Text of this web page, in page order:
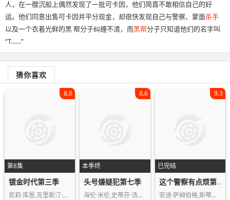
人，在一艘沉船上偶然发现了一批可卡因，他们简直不敢相信自己的好
运。他们同意出售可卡因并平分现金，却很快发现自己与警察、蒙面杀手
以及一个衣着光鲜的黑 帮分子纠缠不清，而黑帮分子只知道他们的名字叫
“T……”
猜你喜欢
第8集
8.8
镀金时代第三季
凯莉·库恩,克里斯汀·芭伦斯基,辛西娅…
本季终
8.6
头号嫌疑犯第七季
海伦·米伦,史蒂芬·汤普金森,劳拉·格…
已完结
9.3
这个警察有点烦第三季
安迪·萨姆伯格,斯蒂芬妮·比翠丝,泰瑞…